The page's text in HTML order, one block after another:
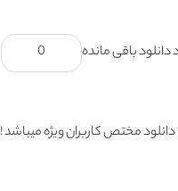
دانلود باقی مانده 0
مختص کاربران ویژه میباشد !